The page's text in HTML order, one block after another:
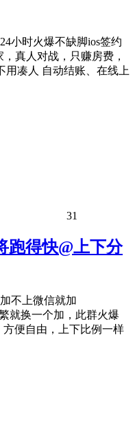
小时火爆不缺脚ios签约
真人对战，只赚房费，
用凑人 自动结账、在线上
31
跑得快@上下分
不上微信就加
就换一个加，此群火爆
便自由，上下比例一样